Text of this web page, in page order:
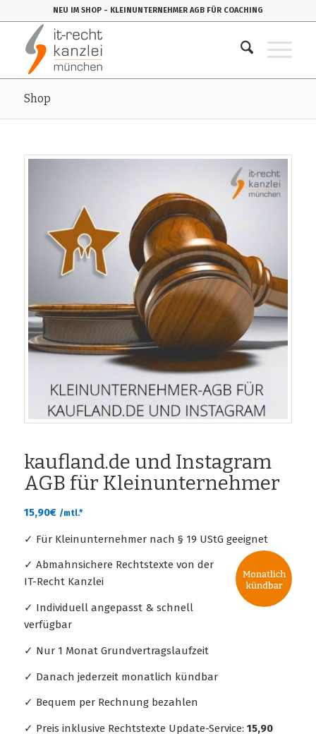
NEU IM SHOP - KLEINUNTERNEHMER AGB FÜR COACHING
Shop
kaufland.de und Instagram
AGB für Kleinunternehmer
15,90€ /mtl.*
✓ Für Kleinunternehmer nach § 19 UStG geeignet
✓ Abmahnsichere Rechtstexte von der
IT-Recht Kanzlei
✓ Individuell angepasst & schnell
verfügbar
✓ Nur 1 Monat Grundvertragslaufzeit
✓ Danach jederzeit monatlich kündbar
✓ Bequem per Rechnung bezahlen
✓ Preis inklusive Rechtstexte Update-Service: 15,90